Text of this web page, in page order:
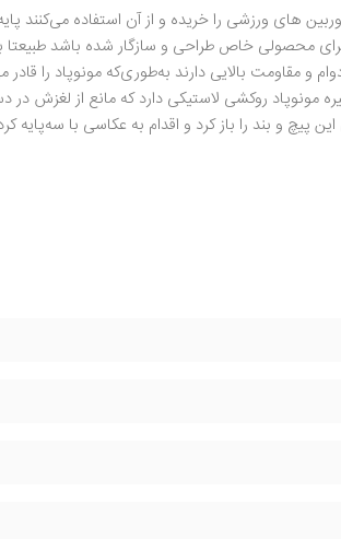
های ورزشی را خریده و از آن استفاده می‌کنند
محصولی خاص طراحی و سازگار شده باشد
مونوپاد روکشی لاستیکی دارد که مانع از لغزش
و بند را باز کرد و اقدام به عکاسی با سه‌پایه